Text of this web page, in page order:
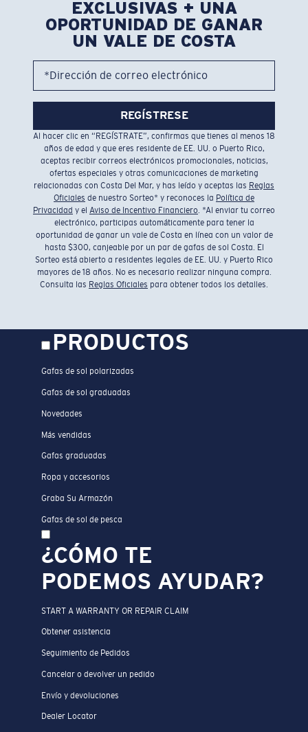
EXCLUSIVAS + UNA
OPORTUNIDAD DE GANAR
UN VALE DE COSTA
*Dirección de correo electrónico
REGÍSTRESE
Al hacer clic en “REGÍSTRATE”, confirmas que tienes al menos 18
años de edad y que eres residente de EE. UU. o Puerto Rico,
aceptas recibir correos electrónicos promocionales, noticias,
ofertas especiales y otras comunicaciones de marketing
relacionadas con Costa Del Mar, y has leído y aceptas las Reglas
Oficiales de nuestro Sorteo* y reconoces la Política de
Privacidad y el Aviso de Incentivo Financiero. *Al enviar tu correo
electrónico, participas automáticamente para tener la
oportunidad de ganar un vale de Costa en línea con un valor de
hasta $300, canjeable por un par de gafas de sol Costa. El
Sorteo está abierto a residentes legales de EE. UU. y Puerto Rico
mayores de 18 años. No es necesario realizar ninguna compra.
Consulta las Reglas Oficiales para obtener todos los detalles.
PRODUCTOS
Gafas de sol polarizadas
Gafas de sol graduadas
Novedades
Más vendidas
Gafas graduadas
Ropa y accesorios
Graba Su Armazón
Gafas de sol de pesca
¿CÓMO TE
PODEMOS AYUDAR?
START A WARRANTY OR REPAIR CLAIM
Obtener asistencia
Seguimiento de Pedidos
Cancelar o devolver un pedido
Envío y devoluciones
Dealer Locator